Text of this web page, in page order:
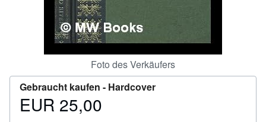
Foto des Verkäufers
Gebraucht kaufen - Hardcover
Preis
EUR 25,00